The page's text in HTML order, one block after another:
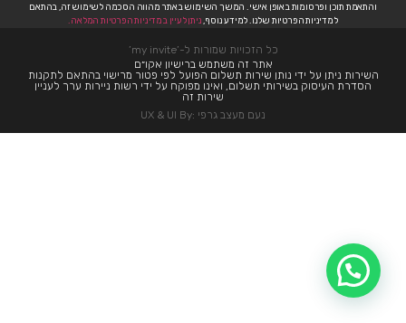
והתאמת תוכן ופרסומות באופן אישי. המשך השימוש באתר מהווה הסכמה לשימוש זה, בהתאם
למדיניות הפרטיות שלנו. למידע נוסף,ניתן לעיין במדיניות הפרטיות המלאה.
כל הזכויות שמורות ל-’my invite’
אתר זה משתמש ברישיון אקו״ם
השירות ניתן על ידי נותן שירות תשלום הפועל לפי פטור מרישוי בהתאם לתקנות
הסדרת העיסוק בשירותי תשלום, ואינו מפוקח על ידי רשות ניירות ערך לעניין
שירות זה
נעם מעצב גרפי :UX & UI By